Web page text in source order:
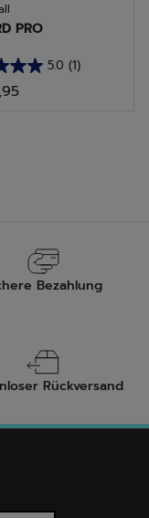
PRO
5.0 (1)
Bezahlung
Rückversand